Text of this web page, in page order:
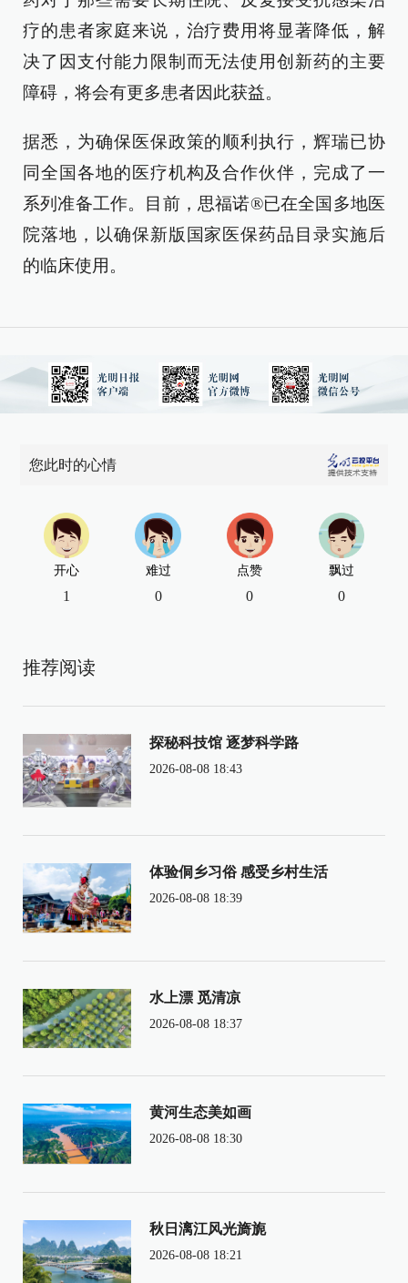
疗的患者家庭来说，治疗费用将显著降低，解
决了因支付能力限制而无法使用创新药的主要
障碍，将会有更多患者因此获益。
据悉，为确保医保政策的顺利执行，辉瑞已协
同全国各地的医疗机构及合作伙伴，完成了一
系列准备工作。目前，思福诺®已在全国多地医
院落地，以确保新版国家医保药品目录实施后
的临床使用。
您此时的心情
开心
1
难过
0
点赞
0
飘过
0
推荐阅读
探秘科技馆 逐梦科学路
2026-08-08 18:43
体验侗乡习俗 感受乡村生活
2026-08-08 18:39
水上漂 觅清凉
2026-08-08 18:37
黄河生态美如画
2026-08-08 18:30
秋日漓江风光旖旎
2026-08-08 18:21